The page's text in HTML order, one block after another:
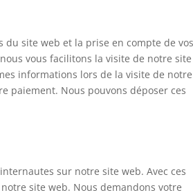
site web et la prise en compte de vos
vous facilitons la visite de notre site
informations lors de la visite de
paiement. Nous pouvons déposer ces
sur notre site web. Avec ces
site web. Nous demandons votre